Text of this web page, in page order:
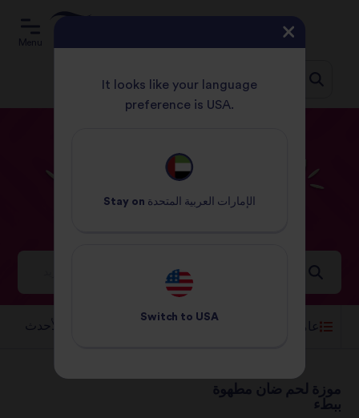
content
Menu
91 إلى 120
دقيقة
أفكار ملهمة لعالم مفعم بالنكهات
عامل التصفية
موزة لحم ضأن مطهوة
ببطء
It looks like your language
preference is USA.
Stay on الإمارات العربية المتحدة
Switch to USA